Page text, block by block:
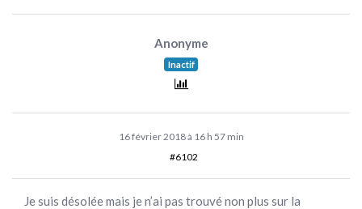
Anonyme
Inactif
16 février 2018 à 16 h 57 min
#6102
Je suis désolée mais je n’ai pas trouvé non plus sur la